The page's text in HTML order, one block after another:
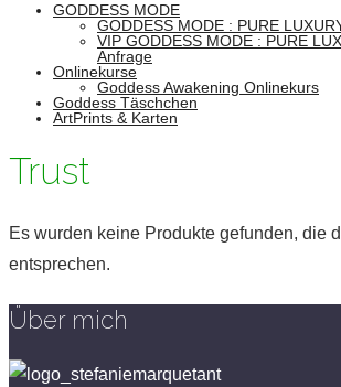
GODDESS MODE
GODDESS MODE : PURE
VIP GODDESS MODE : PURE
Anfrage
Onlinekurse
Goddess Awakening Onlinekurs
Goddess Täschchen
ArtPrints & Karten
Trust
Es wurden keine Produkte gefunden, die
entsprechen.
Über mich